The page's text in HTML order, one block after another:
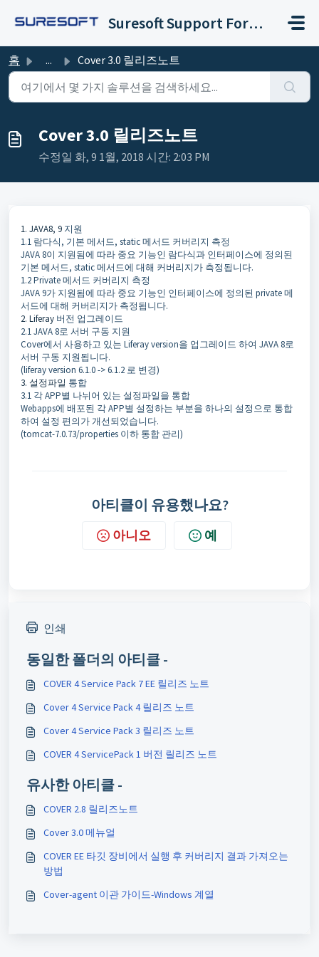
Suresoft Support Forum
홈 ... Cover 3.0 릴리즈노트
Cover 3.0 릴리즈노트
수정일 화, 9 1월, 2018 시간: 2:03 PM
1. JAVA8, 9 지원
1.1 람다식, 기본 메서드, static 메서드 커버리지 측정
JAVA 8이 지원됨에 따라 중요 기능인 람다식과 인터페이스에 정의된
기본 메서드, static 메서드에 대해 커버리지가 측정됩니다.
1.2 Private 메서드 커버리지 측정
JAVA 9가 지원됨에 따라 중요 기능인 인터페이스에 정의된 private 메
서드에 대해 커버리지가 측정됩니다.
2. Liferay 버전 업그레이드
2.1 JAVA 8로 서버 구동 지원
Cover에서 사용하고 있는 Liferay version을 업그레이드 하여 JAVA 8로
서버 구동 지원됩니다.
(liferay version 6.1.0 -> 6.1.2 로 변경)
3. 설정파일 통합
3.1 각 APP별 나뉘어 있는 설정파일을 통합
Webapps에 배포된 각 APP별 설정하는 부분을 하나의 설정으로 통합
하여 설정 편의가 개선되었습니다.
(tomcat-7.0.73/properties 이하 통합 관리)
아티클이 유용했나요?
아니오 예
인쇄
동일한 폴더의 아티클 -
COVER 4 Service Pack 7 EE 릴리즈 노트
Cover 4 Service Pack 4 릴리즈 노트
Cover 4 Service Pack 3 릴리즈 노트
COVER 4 ServicePack 1 버전 릴리즈 노트
유사한 아티클 -
COVER 2.8 릴리즈노트
Cover 3.0 메뉴얼
COVER EE 타깃 장비에서 실행 후 커버리지 결과 가져오는
방법
Cover-agent 이관 가이드-Windows 계열